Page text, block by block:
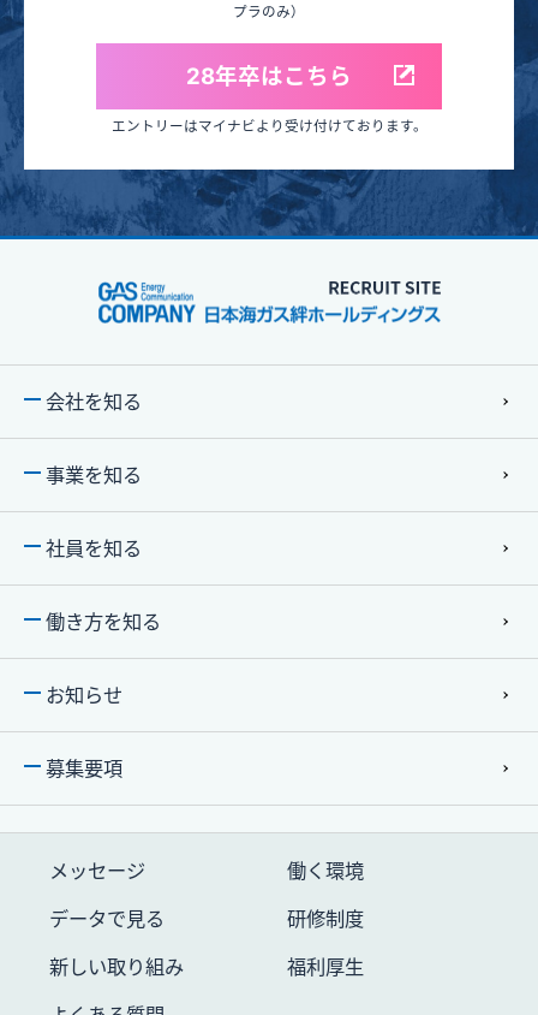
プラのみ）
28年卒はこちら
エントリーはマイナビより受け付けております。
会社を知る
事業を知る
社員を知る
働き⽅を知る
お知らせ
募集要項
メッセージ
働く環境
データで⾒る
研修制度
新しい取り組み
福利厚生